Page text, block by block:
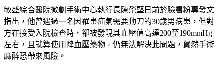
敏盛綜合醫院微創手術中心執行長陳榮堅日前於臉書粉專發文
指出，他曾遇過一名因罹患疝氣需要動刀的30歲男病患，但對
方在接受入院檢查時，卻被發現其血壓值高達200至190mmHg
左右，且就算使用降血壓藥物，仍無法解決此問題，貿然手術
麻醉恐帶來風險。